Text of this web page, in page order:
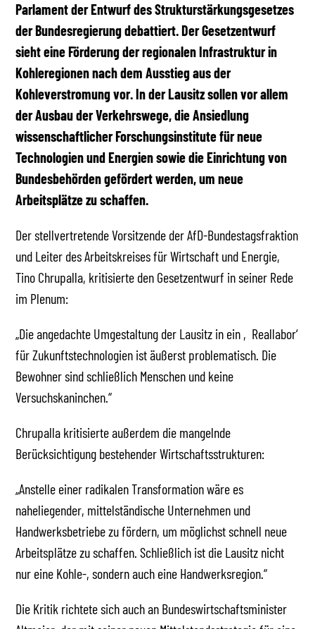
Parlament der Entwurf des Strukturstärkungsgesetzes
der Bundesregierung debattiert. Der Gesetzentwurf
sieht eine Förderung der regionalen Infrastruktur in
Kohleregionen nach dem Ausstieg aus der
Kohleverstromung vor. In der Lausitz sollen vor allem
der Ausbau der Verkehrswege, die Ansiedlung
wissenschaftlicher Forschungsinstitute für neue
Technologien und Energien sowie die Einrichtung von
Bundesbehörden gefördert werden, um neue
Arbeitsplätze zu schaffen.
Der stellvertretende Vorsitzende der AfD-Bundestagsfraktion
und Leiter des Arbeitskreises für Wirtschaft und Energie,
Tino Chrupalla, kritisierte den Gesetzentwurf in seiner Rede
im Plenum:
„Die angedachte Umgestaltung der Lausitz in ein ‚Reallabor‘
für Zukunftstechnologien ist äußerst problematisch. Die
Bewohner sind schließlich Menschen und keine
Versuchskaninchen.“
Chrupalla kritisierte außerdem die mangelnde
Berücksichtigung bestehender Wirtschaftsstrukturen:
„Anstelle einer radikalen Transformation wäre es
naheliegender, mittelständische Unternehmen und
Handwerksbetriebe zu fördern, um möglichst schnell neue
Arbeitsplätze zu schaffen. Schließlich ist die Lausitz nicht
nur eine Kohle-, sondern auch eine Handwerksregion.“
Die Kritik richtete sich auch an Bundeswirtschaftsminister